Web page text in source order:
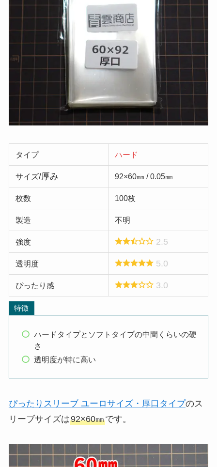
タイプ ハード
サイズ/厚み 92×60㎜ / 0.05㎜
枚数 100枚
製造 不明
強度 2.5
透明度 5.0
ぴったり感 3.0
特徴
ハードタイプとソフトタイプの中間くらいの硬
さ
透明度が特に高い
ぴったりスリーブ ユーロサイズ・厚口タイプのス
リーブサイズは92×60㎜です。